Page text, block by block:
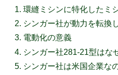
環縫ミシンに特化したミ
シンガー社が動力を転換
電動化の意義
シンガー社281-21型はな
シンガー社は米国企業な